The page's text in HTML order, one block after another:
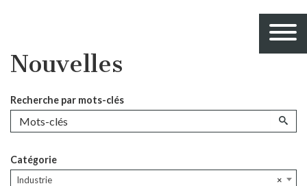
Nouvelles
Recherche par mots-clés
Catégorie
×
Industrie